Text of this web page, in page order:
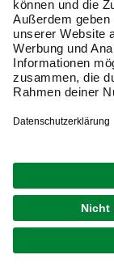
Warum
Jedes Material
Bohrloch perfekt
werden, wie bei
klassisches
ersten Blick
den
Materialien